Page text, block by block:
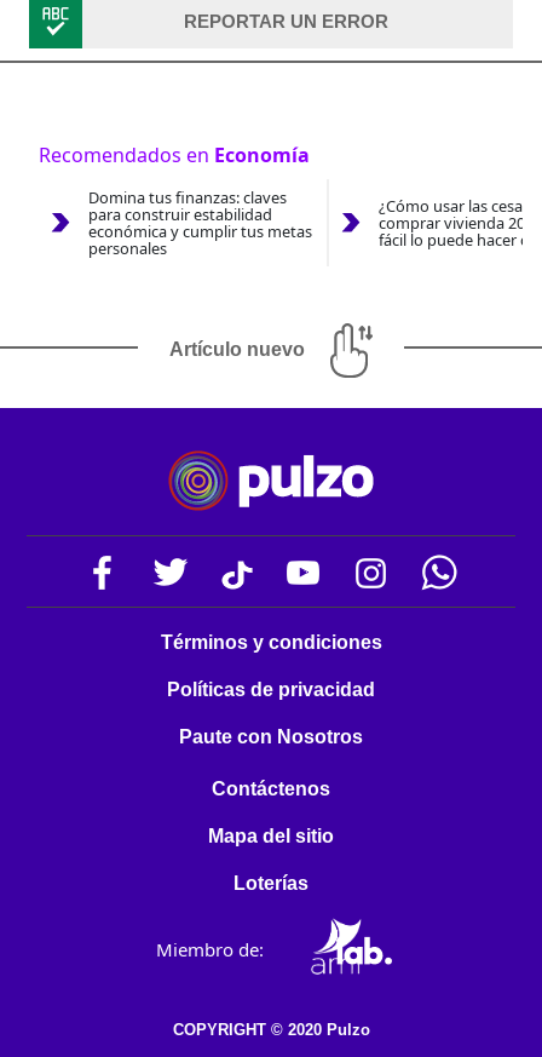
REPORTAR UN ERROR
Recomendados en Economía
Domina tus finanzas: claves
para construir estabilidad
económica y cumplir tus metas
personales
¿Cómo usar las
comprar vivienda
fácil lo puede hacer
Artículo nuevo
Términos y condiciones
Políticas de privacidad
Paute con Nosotros
Contáctenos
Mapa del sitio
Loterías
Miembro de:
COPYRIGHT © 2020 Pulzo